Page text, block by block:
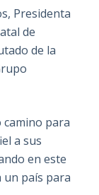
Presidenta
de
de la
camino para
a sus
en este
un país para